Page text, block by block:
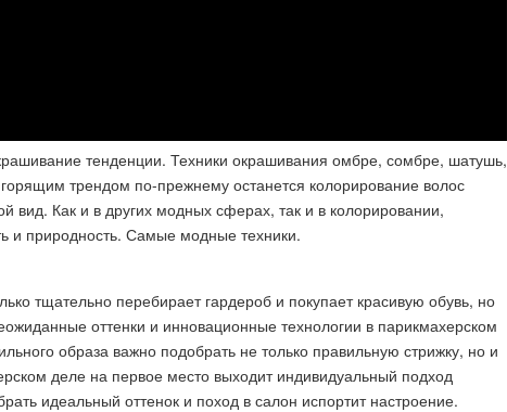
тенденции. Техники окрашивания омбре, сомбре, шатушь,
трендом по-прежнему останется колорирование волос
вид. Как и в других модных сферах, так и в колорировании,
и природность. Самые модные техники.
тщательно перебирает гардероб и покупает красивую обувь, но
оттенки и инновационные технологии в парикмахерском
образа важно подобрать не только правильную стрижку, но и
деле на первое место выходит индивидуальный подход
идеальный оттенок и поход в салон испортит настроение.